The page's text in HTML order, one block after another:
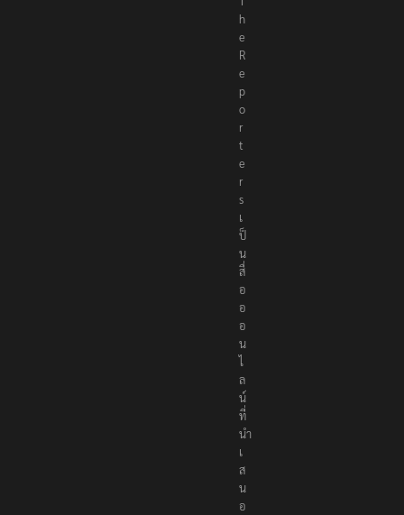
h
e
R
e
p
o
r
t
e
r
s
เ
ป็
น
สื่
อ
อ
อ
น
ไ
ล
น์
ที่
นำ
เ
ส
น
อ